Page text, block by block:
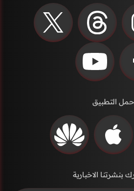
حمل التطبيق
بنشرتنا الاخبارية